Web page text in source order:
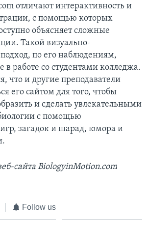
отличают интерактивность и
с помощью которых
объясняет сложные
Такой визуально-
по его наблюдениям,
в работе со студентами колледжа.
что и другие преподаватели
его сайтом для того, чтобы
и сделать увлекательными
с помощью
загадок и шарад, юмора и
сайта BiologyinMotion.com
Follow us